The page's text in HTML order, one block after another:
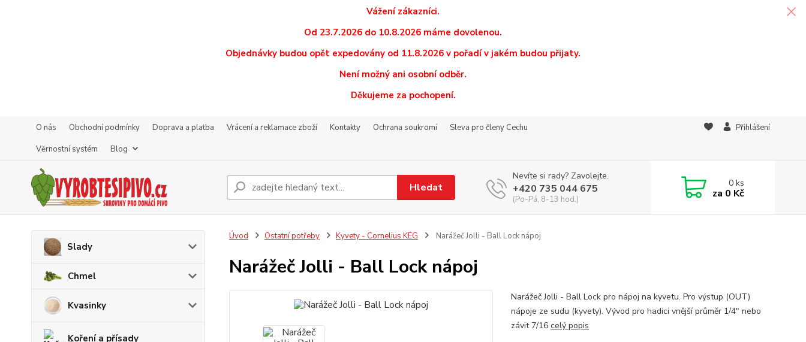
Vážení zákazníci.
Od 23.7.2026 do 10.8.2026 máme dovolenou.
Objednávky budou opět expedovány od 11.8.2026 v pořadí v jakém budou přijaty.
Není možný ani osobní odběr.
Děkujeme za pochopení.
O nás Obchodní podmínky Doprava a platba Vrácení a reklamace zboží Kontakty Ochrana soukromí
Sleva pro členy Cechu
Věrnostní systém
Blog
Přihlášení
Hledat
Nevíte si rady? Zavolejte.
+420 735 044 675
(Po-Pá, 8-13 hod.)
0ks
za 0 Kč
Slady
Chmel
Kvasinky
Koření a přísady
Úvod Ostatní potřeby Kyvety - Cornelius KEG Narážeč Jolli - Ball Lock nápoj
Narážeč Jolli - Ball Lock nápoj
Narážeč Jolli - Ball Lock pro nápoj na kyvetu. Pro výstup (OUT)
nápoje ze sudu (kyvety). Vývod pro hadici vnější průměr 1/4" nebo
závit 7/16 celý popis